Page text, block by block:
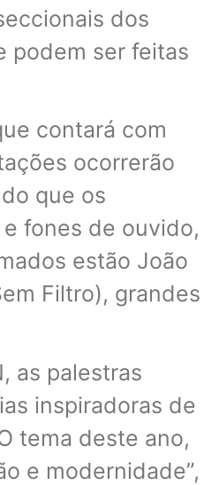
dos
podem ser feitas
contará com
ocorrerão
que os
fones de ouvido,
estão João
Filtro), grandes
as palestras
inspiradoras de
tema deste ano,
e modernidade”,